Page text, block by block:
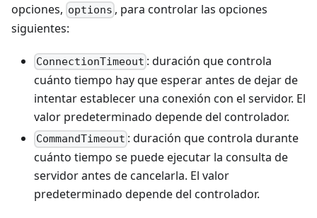
opciones, options , para controlar las opciones
siguientes:
ConnectionTimeout : duración que controla
cuánto tiempo hay que esperar antes de dejar de
intentar establecer una conexión con el servidor. El
valor predeterminado depende del controlador.
CommandTimeout : duración que controla durante
cuánto tiempo se puede ejecutar la consulta de
servidor antes de cancelarla. El valor
predeterminado depende del controlador.